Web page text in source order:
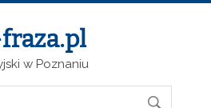
w Poznaniu